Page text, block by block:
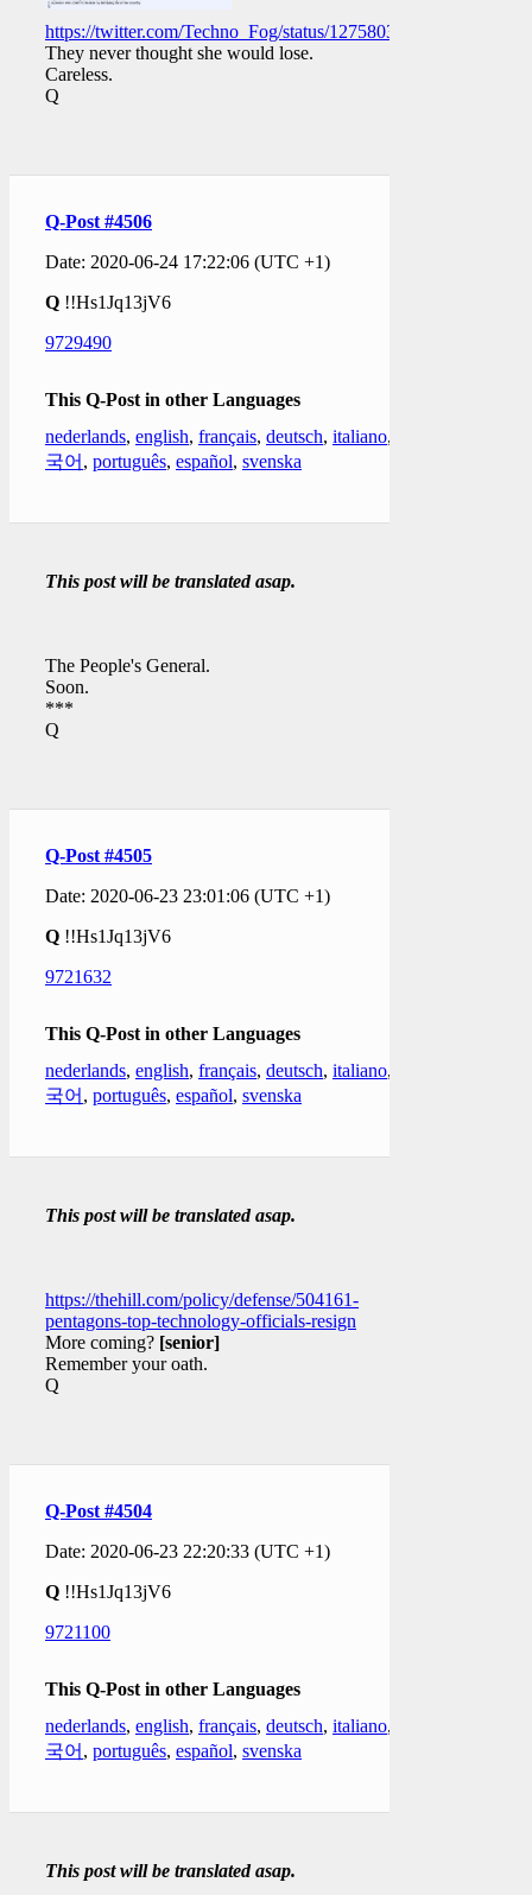
https://twitter.com/Techno_Fog/status/1275803339738021890
They never thought she would lose.
Careless.
Q
Q-Post #4506
Date: 2020-06-24 17:22:06 (UTC +1)
Q !!Hs1Jq13jV6
9729490
This Q-Post in other Languages
nederlands, english, français, deutsch, italiano,
국어 , português, español, svenska
This post will be translated asap.
The People's General.
Soon.
***
Q
Q-Post #4505
Date: 2020-06-23 23:01:06 (UTC +1)
Q !!Hs1Jq13jV6
9721632
This Q-Post in other Languages
nederlands, english, français, deutsch, italiano,
국어 , português, español, svenska
This post will be translated asap.
https://thehill.com/policy/defense/504161-
pentagons-top-technology-officials-resign
More coming? [senior]
Remember your oath.
Q
Q-Post #4504
Date: 2020-06-23 22:20:33 (UTC +1)
Q !!Hs1Jq13jV6
9721100
This Q-Post in other Languages
nederlands, english, français, deutsch, italiano,
국어 , português, español, svenska
This post will be translated asap.